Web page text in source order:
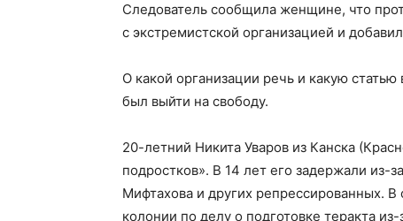
Следователь сообщила женщине, что
с экстремистской организацией и
О какой организации речь и какую
был выйти на свободу.
20-летний Никита Уваров из Канска
подростков». В 14 лет его задержали из-
Мифтахова и других репрессированных.
колонии по делу о подготовке теракта